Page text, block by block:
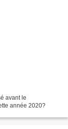
avant le
année 2020?